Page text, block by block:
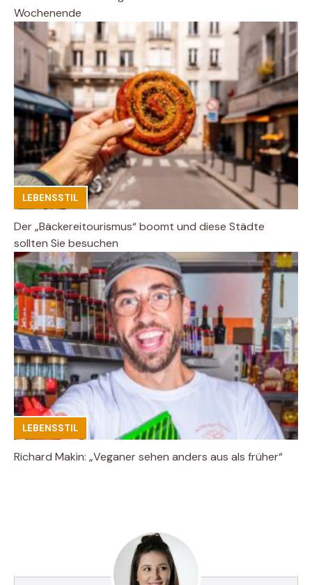
Wochenende
LEBENSSTIL
Der „Bäckereitourismus“ boomt und diese Städte
sollten Sie besuchen
LEBENSSTIL
Richard Makin: „Veganer sehen anders aus als früher“